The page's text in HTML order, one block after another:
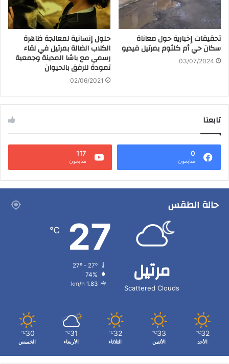
تحقيقات إخبارية حول معاناة
سكان حي أم كلثوم بمرتيل فيديو
03/07/2024
حلول إنسانية لمعالجة ظاهرة
الكلاب الضالة بمرتيل في لقاء
رسمي مع باشا المدينة وجمعية
تمودة للرفق بالحيوان
02/06/2021
تابعنا
0
متابعون
117
متابعون
حالة الطقس
مرتيل
Scattered Clouds
27
℃
74%
1.83 km/h
32
℃
الأحد
33
℃
الأثنين
32
℃
الثلاثاء
31
℃
الأربعاء
30
℃
الخميس